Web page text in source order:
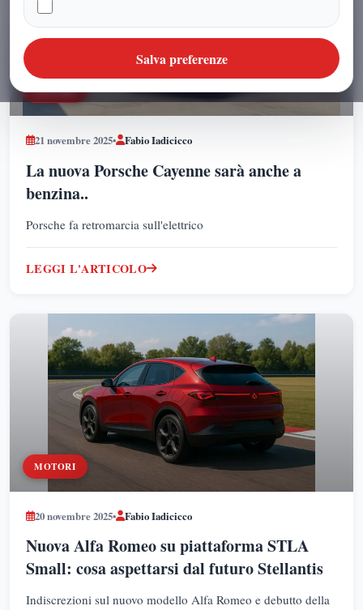
Sport
Videogiochi
MOTORI
21 novembre 2025• Fabio Iadicicco
La nuova Porsche Cayenne sarà anche a
benzina..
Porsche fa retromarcia sull'elettrico
LEGGI L'ARTICOLO
MOTORI
20 novembre 2025• Fabio Iadicicco
Nuova Alfa Romeo su piattaforma STLA
Small: cosa aspettarsi dal futuro Stellantis
Indiscrezioni sul nuovo modello Alfa Romeo e debutto della
Salva preferenze